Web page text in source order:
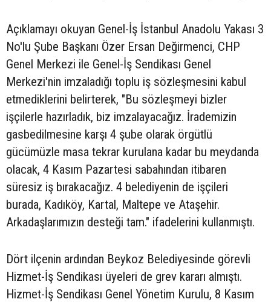
Açıklamayı okuyan Genel-İş İstanbul Anadolu Yakası 3
No'lu Şube Başkanı Özer Ersan Değirmenci, CHP
Genel Merkezi ile Genel-İş Sendikası Genel
Merkezi'nin imzaladığı toplu iş sözleşmesini kabul
etmediklerini belirterek, "Bu sözleşmeyi bizler
işçilerle hazırladık, biz imzalayacağız. İrademizin
gasbedilmesine karşı 4 şube olarak örgütlü
gücümüzle masa tekrar kurulana kadar bu meydanda
olacak, 4 Kasım Pazartesi sabahından itibaren
süresiz iş bırakacağız. 4 belediyenin de işçileri
burada, Kadıköy, Kartal, Maltepe ve Ataşehir.
Arkadaşlarımızın desteği tam." ifadelerini kullanmıştı.
Dört ilçenin ardından Beykoz Belediyesinde görevli
Hizmet-İş Sendikası üyeleri de grev kararı almıştı.
Hizmet-İş Sendikası Genel Yönetim Kurulu, 8 Kasım